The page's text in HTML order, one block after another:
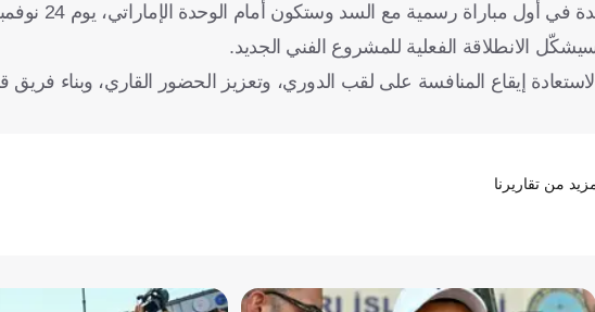
وتنتظر المدرب الإيطالي مواجهة
الانطلاقة الفعلية للمشروع الفني الجديد.
إيقاع المنافسة على لقب الدوري، وتعزيز الحضور القاري، وبناء فريق